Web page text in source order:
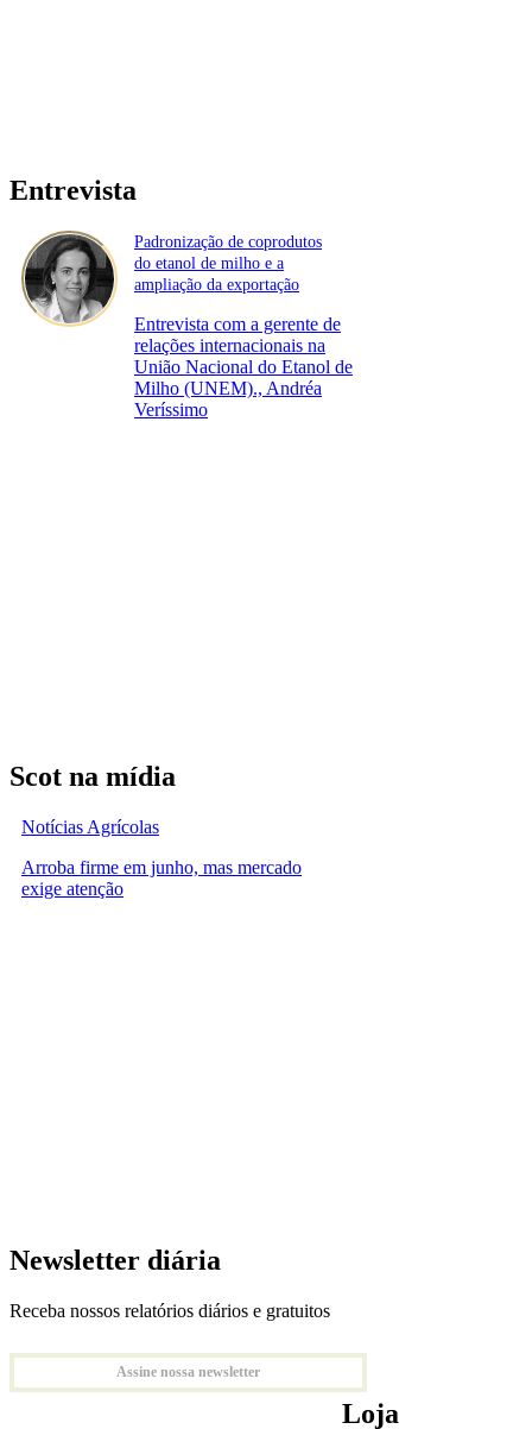
Entrevista
Padronização de coprodutos
do etanol de milho e a
ampliação da exportação
Entrevista com a gerente de
relações internacionais na
União Nacional do Etanol de
Milho (UNEM)., Andréa
Veríssimo
Scot na mídia
Notícias Agrícolas
Arroba firme em junho, mas mercado
exige atenção
Newsletter diária
Receba nossos relatórios diários e gratuitos
Assine nossa newsletter
Loja